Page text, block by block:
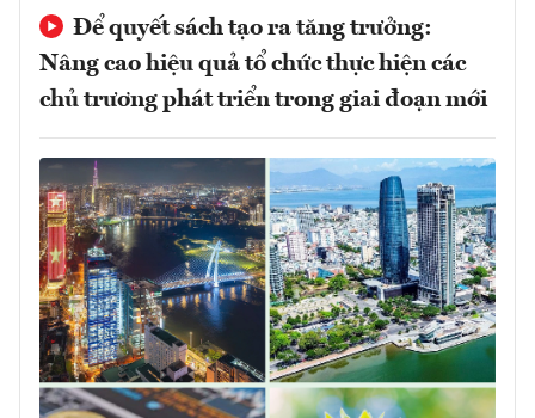
Để quyết sách tạo ra tăng trưởng:
Nâng cao hiệu quả tổ chức thực hiện các
chủ trương phát triển trong giai đoạn mới